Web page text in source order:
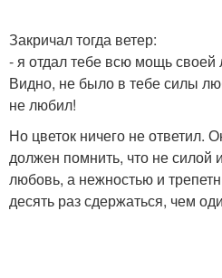
Закричал тогда ветер:
- я отдал тебе всю мощь
Видно, не было в тебе силы
не любил!
Но цветок ничего не ответил.
должен помнить, что не силой
любовь, а нежностью и
десять раз сдержаться, чем